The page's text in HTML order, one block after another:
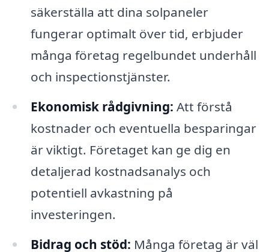
säkerställa att dina solpaneler
fungerar optimalt över tid, erbjuder
många företag regelbundet underhåll
och inspectionstjänster.
Ekonomisk rådgivning: Att förstå
kostnader och eventuella besparingar
är viktigt. Företaget kan ge dig en
detaljerad kostnadsanalys och
potentiell avkastning på
investeringen.
Bidrag och stöd: Många företag är väl